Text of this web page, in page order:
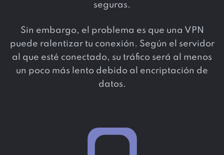
seguras.
Sin embargo, el problema es que una VPN
puede ralentizar tu conexión. Según el servidor
al que esté conectado, su tráfico será al menos
un poco más lento debido al encriptación de
datos.